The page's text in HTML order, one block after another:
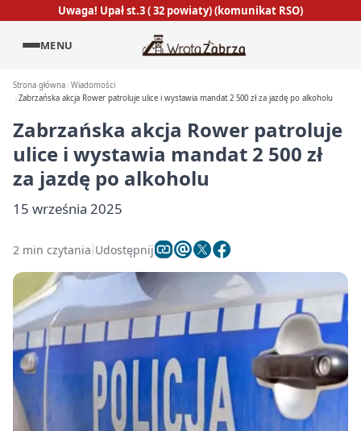
Uwaga! Upał st.3 ( 32 powiaty) (komunikat RSO)
MENU
Strona główna Wiadomości
Zabrzańska akcja Rower patroluje ulice i wystawia mandat 2 500 zł za jazdę po alkoholu
Zabrzańska akcja Rower patroluje
ulice i wystawia mandat 2 500 zł
za jazdę po alkoholu
15 września 2025
2 min czytania Udostępnij